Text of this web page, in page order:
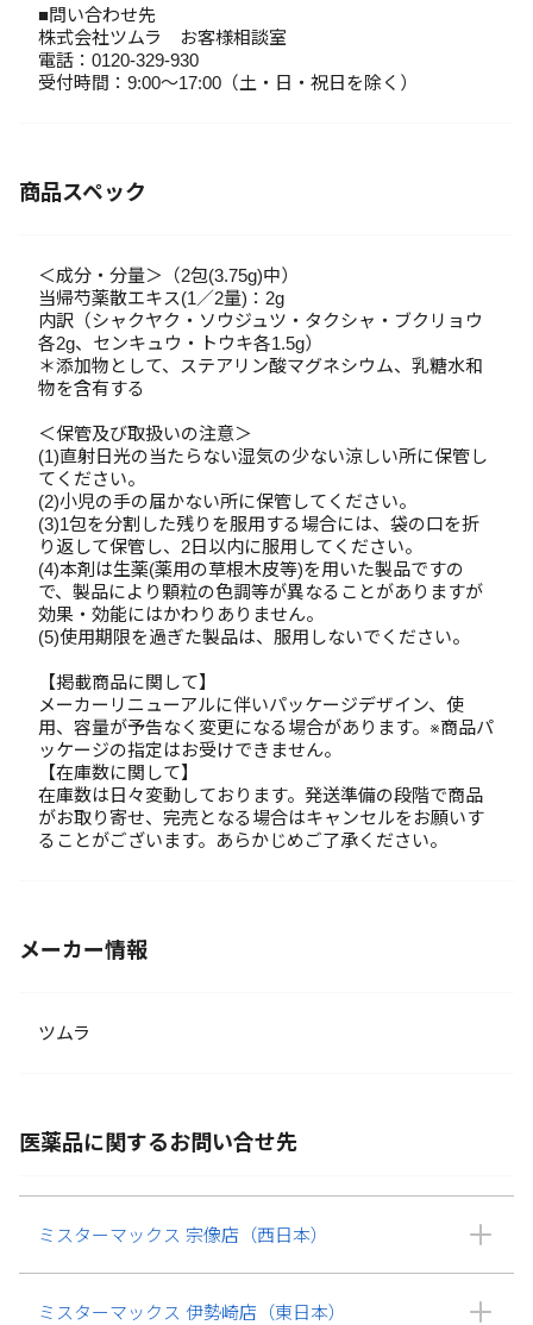
■問い合わせ先
株式会社ツムラ お客様相談室
電話：0120-329-930
受付時間：9:00～17:00（土・日・祝日を除く）
商品スペック
＜成分・分量＞（2包(3.75g)中）
当帰芍薬散エキス(1／2量)：2g
内訳（シャクヤク・ソウジュツ・タクシャ・ブクリョウ
各2g、センキュウ・トウキ各1.5g）
＊添加物として、ステアリン酸マグネシウム、乳糖水和
物を含有する
＜保管及び取扱いの注意＞
(1)直射日光の当たらない湿気の少ない涼しい所に保管し
てください。
(2)小児の手の届かない所に保管してください。
(3)1包を分割した残りを服用する場合には、袋の口を折
り返して保管し、2日以内に服用してください。
(4)本剤は生薬(薬用の草根木皮等)を用いた製品ですの
で、製品により顆粒の色調等が異なることがありますが
効果・効能にはかわりありません。
(5)使用期限を過ぎた製品は、服用しないでください。
【掲載商品に関して】
メーカーリニューアルに伴いパッケージデザイン、使
用、容量が予告なく変更になる場合があります。※商品パ
ッケージの指定はお受けできません。
【在庫数に関して】
在庫数は日々変動しております。発送準備の段階で商品
がお取り寄せ、完売となる場合はキャンセルをお願いす
ることがございます。あらかじめご了承ください。
メーカー情報
ツムラ
医薬品に関するお問い合せ先
ミスターマックス 宗像店（西日本）
ミスターマックス 伊勢崎店（東日本）